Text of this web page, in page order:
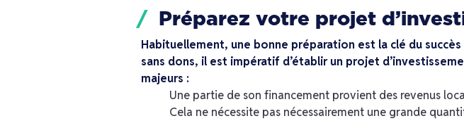
Préparez votre projet
Habituellement, une bonne préparation est la clé du
sans dons, il est impératif d’établir un projet
majeurs :
Une partie de son financement provient des revenus
Cela ne nécessite pas nécessairement une grande